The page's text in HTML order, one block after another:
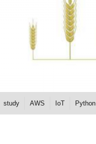
study AWS IoT Python